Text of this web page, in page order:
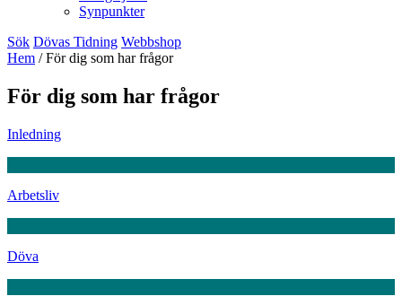
Synpunkter
Sök Dövas Tidning Webbshop
Hem /För dig som har frågor
För dig som har frågor
Inledning
Arbetsliv
Döva